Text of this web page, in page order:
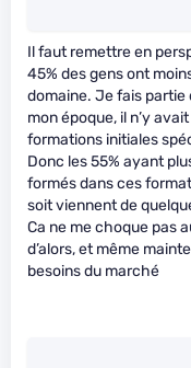
Il faut remettre en
45% des gens ont
domaine. Je fais partie
mon époque, il n’y
formations initiales
Donc les 55% ayant
formés dans ces
soit viennent de
Ca ne me choque pas
d’alors, et même
besoins du marché